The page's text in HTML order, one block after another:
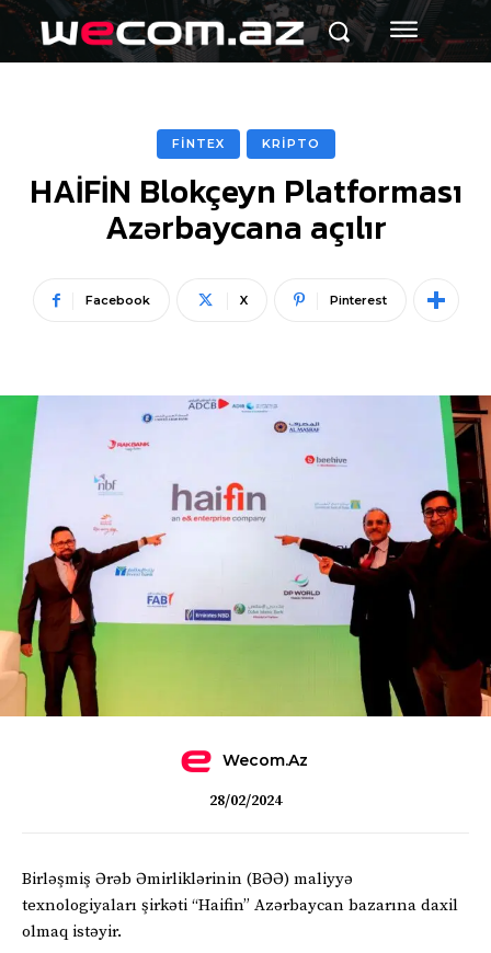
FİNTEX KRİPTO
HAİFİN Blokçeyn Platforması
Azərbaycana açılır
Facebook X Pinterest
Wecom.az
28/02/2024
Birləşmiş Ərəb Əmirliklərinin (BƏƏ) maliyyə
texnologiyaları şirkəti “Haifin” Azərbaycan bazarına daxil
olmaq istəyir.